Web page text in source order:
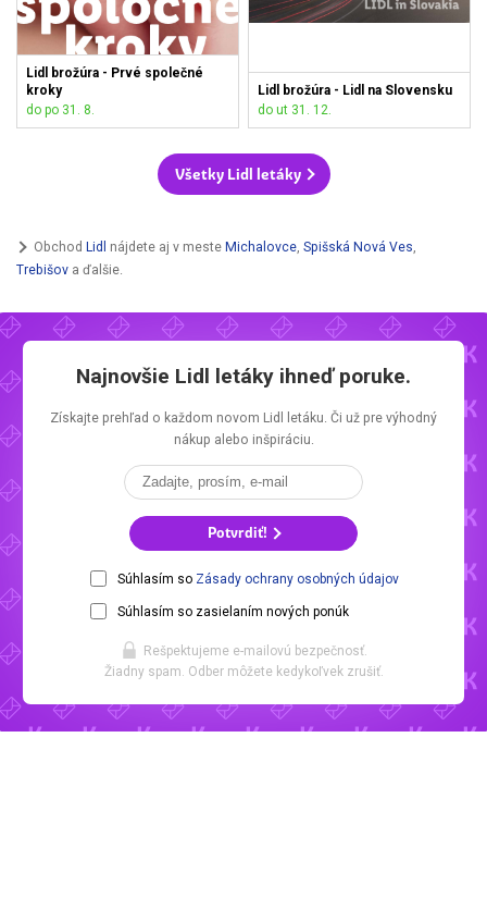
Lidl brožúra - Prvé společné
kroky
do po 31. 8.
Lidl brožúra - Lidl na Slovensku
do ut 31. 12.
Všetky Lidl letáky
Obchod Lidl nájdete aj v meste Michalovce Spišská Nová Ves
Trebišov a ďalšie.
Najnovšie Lidl letáky ihneď poruke.
Získajte prehľad o každom novom Lidl letáku. Či už pre výhodný
nákup alebo inšpiráciu.
Potvrdiť!
Súhlasím so Zásady ochrany osobných údajov
Súhlasím so zasielaním nových ponúk
Rešpektujeme e-mailovú bezpečnosť.
Žiadny spam. Odber môžete kedykoľvek zrušiť.